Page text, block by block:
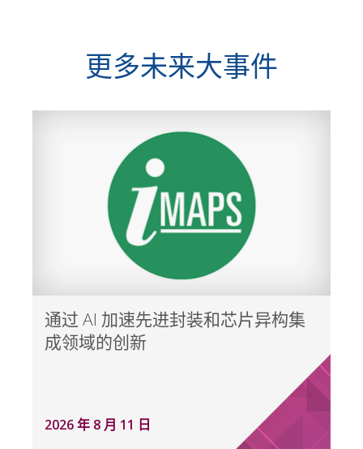
更多未来大事件
通过 AI 加速先进封装和芯片异构集
成领域的创新
2026 年 8 月 11 日